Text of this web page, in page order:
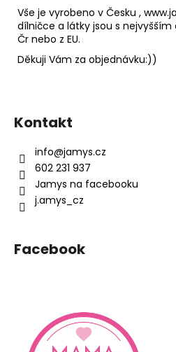
Vše je vyrobeno v Česku ,
dílničce a látky jsou s
Čr nebo z EU.
Děkuji Vám za objednávku:))
Kontakt
info@jamys.cz
602 231 937
Jamys na facebooku
j.amys_cz
Facebook